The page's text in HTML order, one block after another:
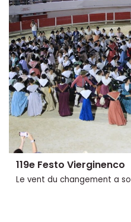
119e Festo Vierginenco
Le vent du changement a